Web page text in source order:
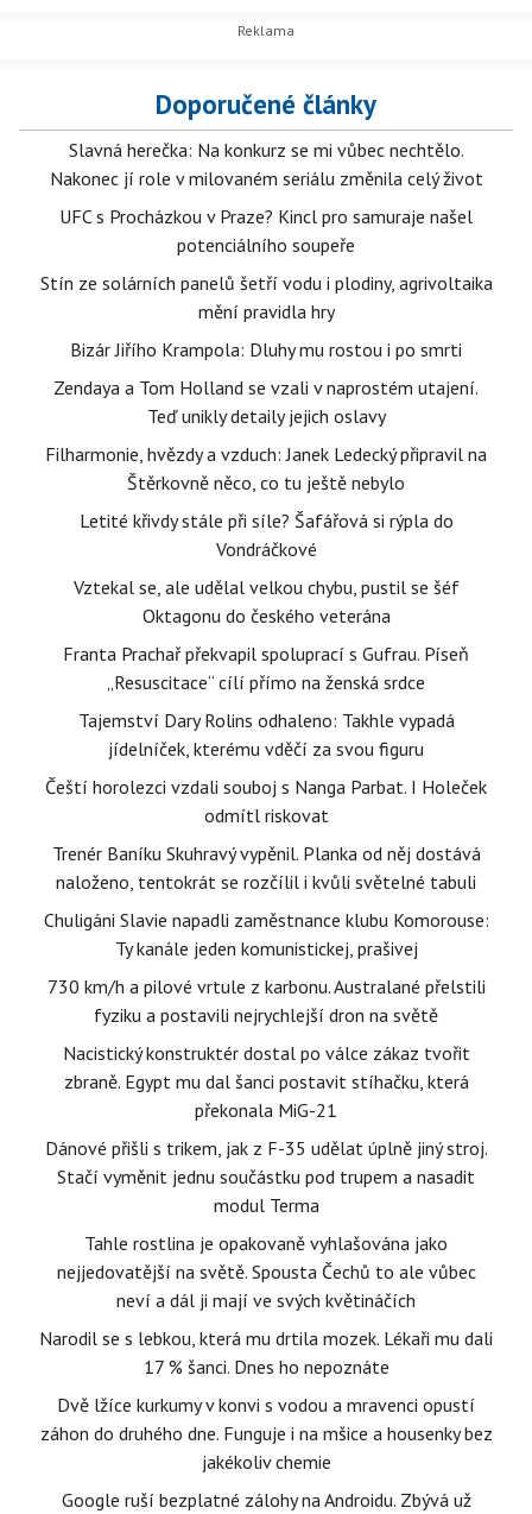
Doporučené články
Slavná herečka: Na konkurz se mi vůbec nechtělo.
Nakonec jí role v milovaném seriálu změnila celý život
UFC s Procházkou v Praze? Kincl pro samuraje našel
potenciálního soupeře
Stín ze solárních panelů šetří vodu i plodiny, agrivoltaika
mění pravidla hry
Bizár Jiřího Krampola: Dluhy mu rostou i po smrti
Zendaya a Tom Holland se vzali v naprostém utajení.
Teď unikly detaily jejich oslavy
Filharmonie, hvězdy a vzduch: Janek Ledecký připravil na
Štěrkovně něco, co tu ještě nebylo
Letité křivdy stále při síle? Šafářová si rýpla do
Vondráčkové
Vztekal se, ale udělal velkou chybu, pustil se šéf
Oktagonu do českého veterána
Franta Prachař překvapil spoluprací s Gufrau. Píseň
„Resuscitace“ cílí přímo na ženská srdce
Tajemství Dary Rolins odhaleno: Takhle vypadá
jídelníček, kterému vděčí za svou figuru
Čeští horolezci vzdali souboj s Nanga Parbat. I Holeček
odmítl riskovat
Trenér Baníku Skuhravý vypěnil. Planka od něj dostává
naloženo, tentokrát se rozčílil i kvůli světelné tabuli
Chuligáni Slavie napadli zaměstnance klubu Komorouse:
Ty kanále jeden komunistickej, prašivej
730 km/h a pilové vrtule z karbonu. Australané přelstili
fyziku a postavili nejrychlejší dron na světě
Nacistický konstruktér dostal po válce zákaz tvořit
zbraně. Egypt mu dal šanci postavit stíhačku, která
překonala MiG-21
Dánové přišli s trikem, jak z F-35 udělat úplně jiný stroj.
Stačí vyměnit jednu součástku pod trupem a nasadit
modul Terma
Tahle rostlina je opakovaně vyhlašována jako
nejjedovatější na světě. Spousta Čechů to ale vůbec
neví a dál ji mají ve svých květináčích
Narodil se s lebkou, která mu drtila mozek. Lékaři mu dali
17 % šanci. Dnes ho nepoznáte
Dvě lžíce kurkumy v konvi s vodou a mravenci opustí
záhon do druhého dne. Funguje i na mšice a housenky bez
jakékoliv chemie
Google ruší bezplatné zálohy na Androidu. Zbývá už